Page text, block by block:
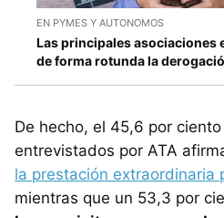
EN PYMES Y AUTONOMOS
Las principales asociaciones
de forma rotunda la
De hecho, el 45,6 por
entrevistados por ATA
la prestación extraordinaria
mientras que un 53,3 por